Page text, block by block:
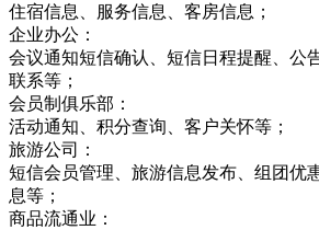
住宿信息、服务信息、客房信息；
企业办公：
会议通知短信确认、短信日程提醒、公
联系等；
会员制俱乐部：
活动通知、积分查询、客户关怀等；
旅游公司：
短信会员管理、旅游信息发布、组团优
息等；
商品流通业：